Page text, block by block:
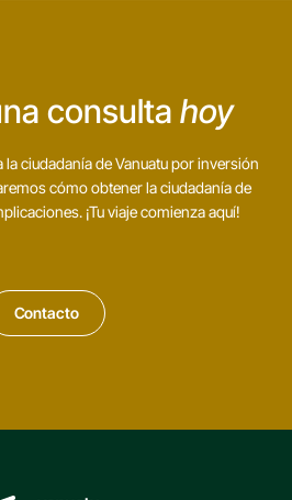
consulta hoy
ciudadanía de Vanuatu por inversión
cómo obtener la ciudadanía de
¡Tu viaje comienza aquí!
Contacto